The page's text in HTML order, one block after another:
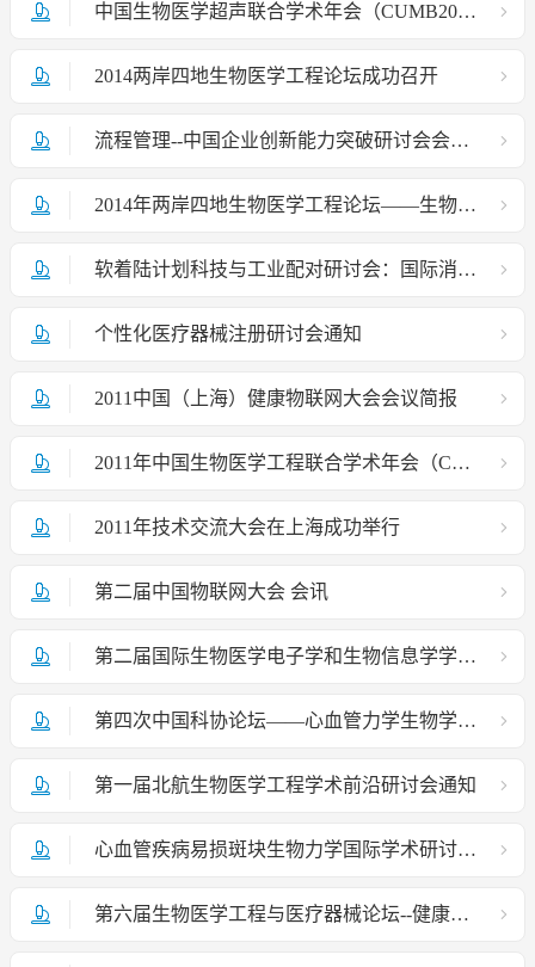
中国生物医学超声联合学术年会（CUMB2014）
2014两岸四地生物医学工程论坛成功召开
流程管理--中国企业创新能力突破研讨会会议通知
2014年两岸四地生物医学工程论坛——生物医学工程教育、科技与产业发展二轮通知
软着陆计划科技与工业配对研讨会：国际消费电子产品创新发明
个性化医疗器械注册研讨会通知
2011中国（上海）健康物联网大会会议简报
2011年中国生物医学工程联合学术年会（CBME'2011）成功召开
2011年技术交流大会在上海成功举行
第二届中国物联网大会 会讯
第二届国际生物医学电子学和生物信息学学术会议
第四次中国科协论坛——心血管力学生物学前沿问题研讨会在京召开
第一届北航生物医学工程学术前沿研讨会通知
心血管疾病易损斑块生物力学国际学术研讨会会议通知
第六届生物医学工程与医疗器械论坛--健康物联网技术及其产业会讯